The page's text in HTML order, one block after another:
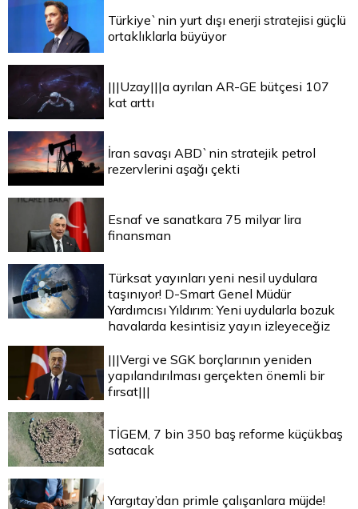
Türkiye`nin yurt dışı enerji stratejisi güçlü
ortaklıklarla büyüyor
|||Uzay|||a ayrılan AR-GE bütçesi 107
kat arttı
İran savaşı ABD`nin stratejik petrol
rezervlerini aşağı çekti
Esnaf ve sanatkara 75 milyar lira
finansman
Türksat yayınları yeni nesil uydulara
taşınıyor! D-Smart Genel Müdür
Yardımcısı Yıldırım: Yeni uydularla bozuk
havalarda kesintisiz yayın izleyeceğiz
|||Vergi ve SGK borçlarının yeniden
yapılandırılması gerçekten önemli bir
fırsat|||
TİGEM, 7 bin 350 baş reforme küçükbaş
satacak
Yargıtay’dan primle çalışanlara müjde!